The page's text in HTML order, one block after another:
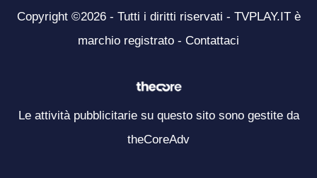
Copyright ©2026 - Tutti i diritti riservati - TVPLAY.IT è
marchio registrato - Contattaci
Le attività pubblicitarie su questo sito sono gestite da
theCoreAdv